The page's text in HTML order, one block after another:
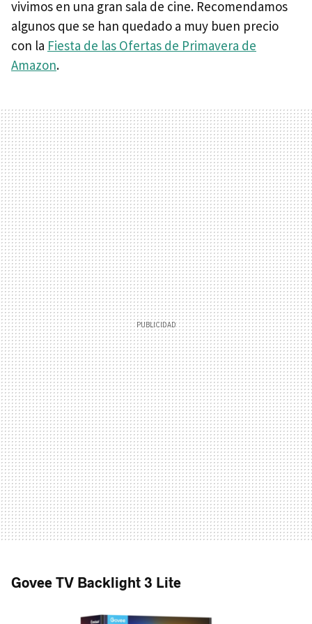
vivimos en una gran sala de cine. Recomendamos
algunos que se han quedado a muy buen precio
con la Fiesta de las Ofertas de Primavera de
Amazon.
Govee TV Backlight 3 Lite